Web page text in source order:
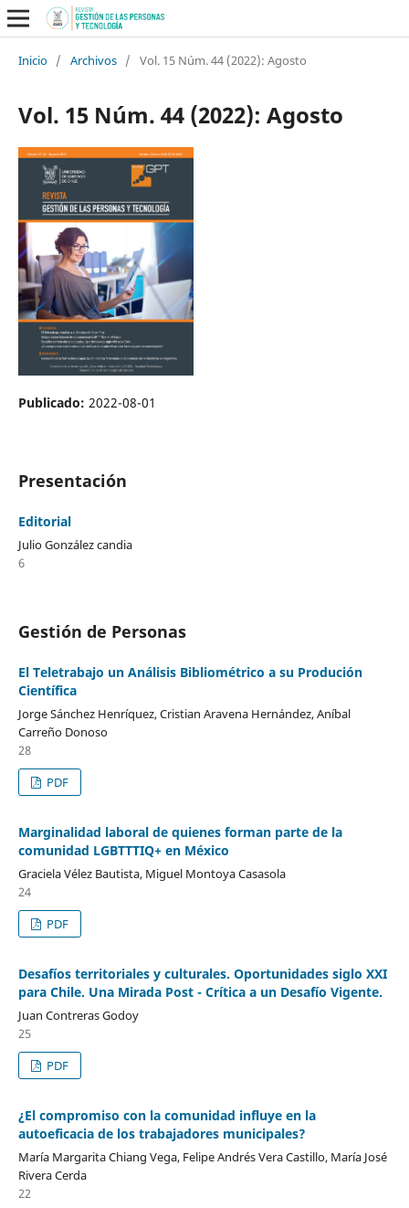
Inicio / Archivos / Vol. 15 Núm. 44 (2022): Agosto
Vol. 15 Núm. 44 (2022): Agosto
Publicado: 2022-08-01
Presentación
Editorial
Julio González candia
6
Gestión de Personas
El Teletrabajo un Análisis Bibliométrico a su Produción
Científica
Jorge Sánchez Henríquez, Cristian Aravena Hernández, Aníbal
Carreño Donoso
28
PDF
Marginalidad laboral de quienes forman parte de la
comunidad LGBTTTIQ+ en México
Graciela Vélez Bautista, Miguel Montoya Casasola
24
PDF
Desafíos territoriales y culturales. Oportunidades siglo XXI
para Chile. Una Mirada Post - Crítica a un Desafío Vigente.
Juan Contreras Godoy
25
PDF
¿El compromiso con la comunidad influye en la
autoeficacia de los trabajadores municipales?
María Margarita Chiang Vega, Felipe Andrés Vera Castillo, María José
Rivera Cerda
22